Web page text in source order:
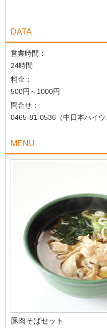
DATA
営業時間：
24時間
料金：
500円～1000円
問合せ：
0465-81-0536（中日本ハイ
MENU
豚肉そばセット